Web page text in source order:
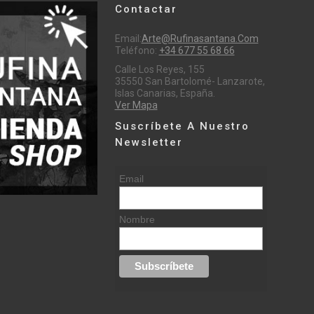
Contactar
Email:Arte@rufinasantana.com
Teléfono: +34 677 55 68 66
Calle Los Reyes, 155
35550 San Bartolomé- Lanzarote,
Islas Canarias, España.
Ver Mapa
Suscríbete A Nuestro
Newsletter
Email
Nombre